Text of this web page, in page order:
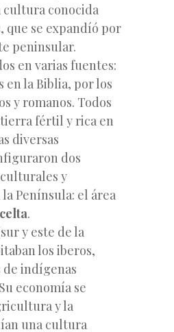
conocida
que se expandíó por
peninsular.
en varias fuentes:
en la Biblia, por los
y romanos. Todos
fértil y rica en
diversas
dos
y
Península: el área
celta.
y este de la
los iberos,
indígenas
economía se
y la
una cultura